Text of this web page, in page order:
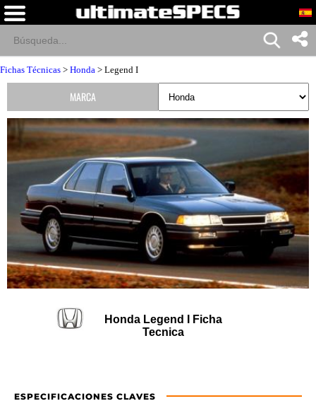
Fichas Técnicas > Honda > Legend I
Honda Legend I Ficha
Tecnica
ESPECIFICACIONES CLAVES
MARCA